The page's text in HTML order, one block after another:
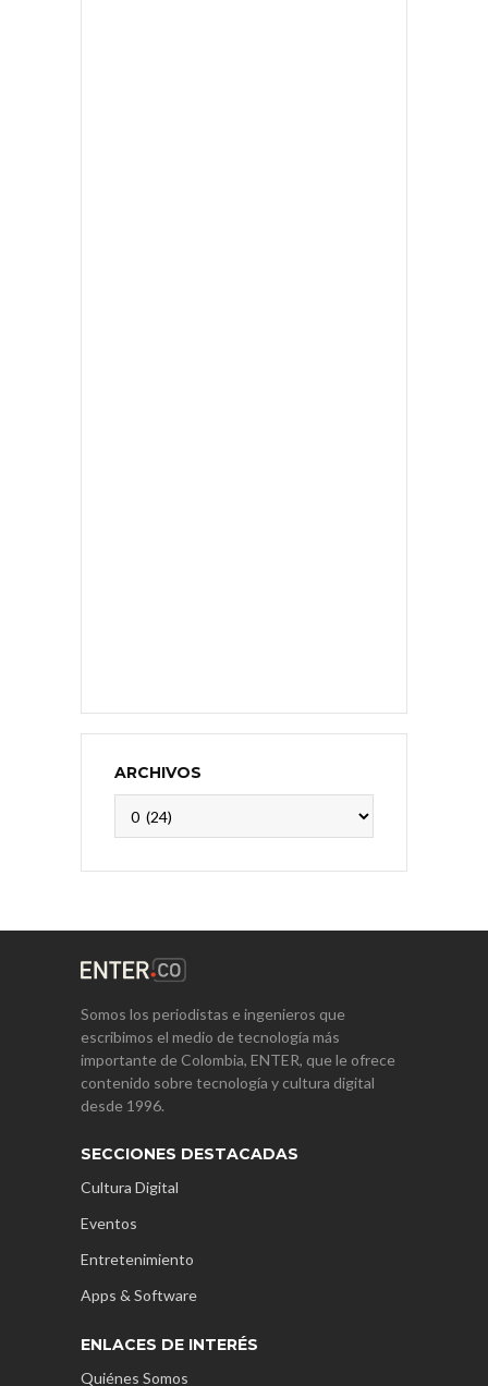
ARCHIVOS
Somos los periodistas e ingenieros que
escribimos el medio de tecnología más
importante de Colombia, ENTER, que le ofrece
contenido sobre tecnología y cultura digital
desde 1996.
SECCIONES DESTACADAS
Cultura Digital
Eventos
Entretenimiento
Apps & Software
ENLACES DE INTERÉS
Quiénes Somos